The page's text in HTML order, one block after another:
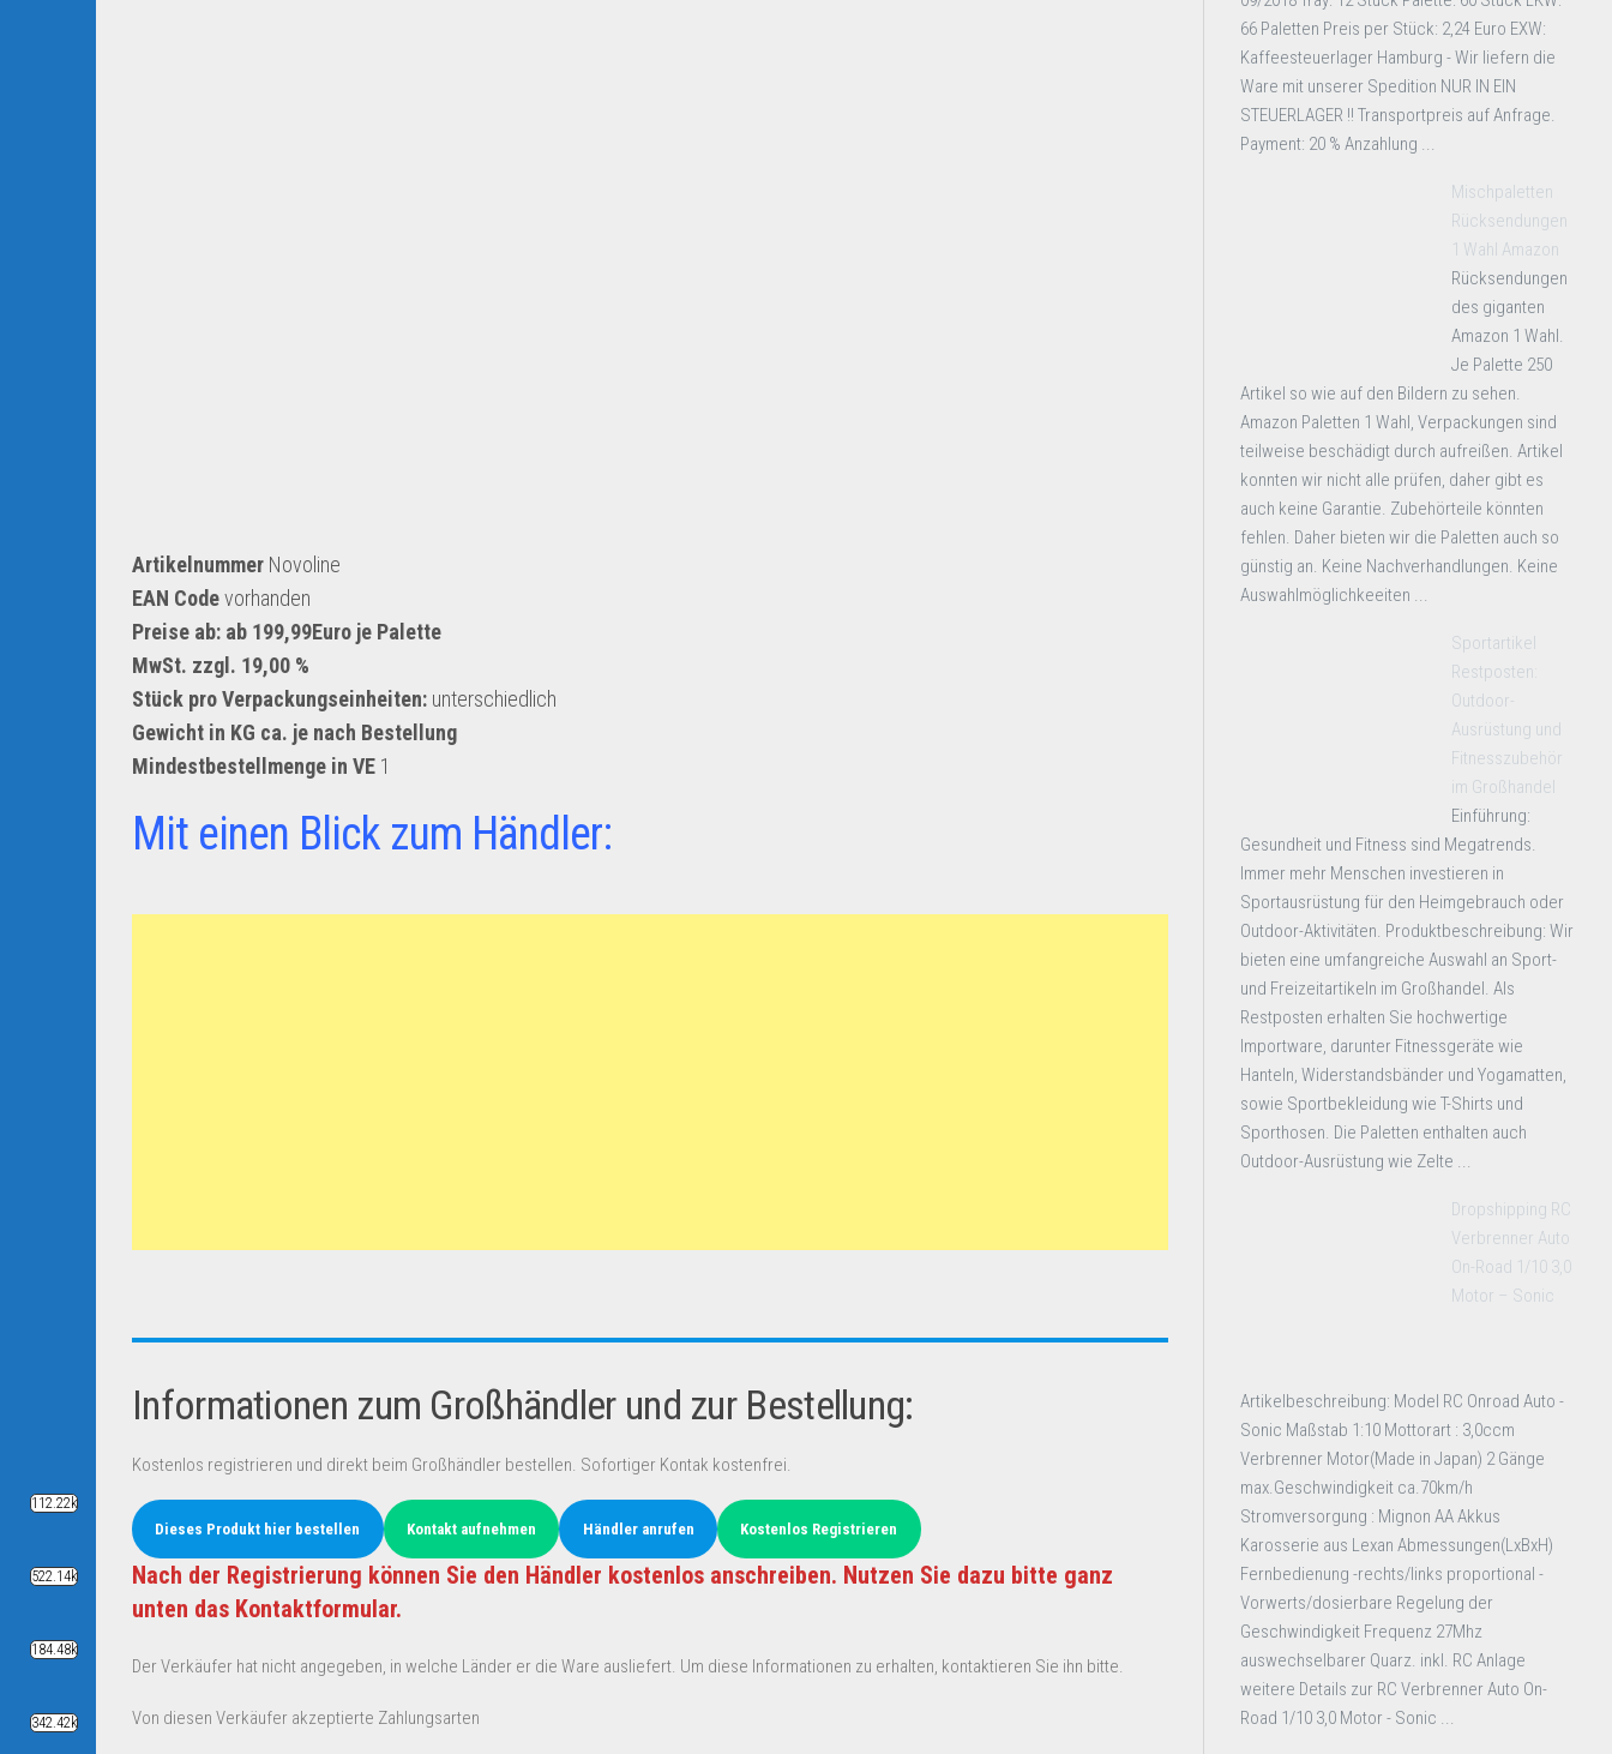
Artikelnummer Novoline
EAN Codevorhanden
Preise ab: ab 199,99Euro je Palette
MwSt. zzgl. 19,00 %
Stück pro Verpackungseinheiten: unterschiedlich
Gewicht in KG ca. je nach Bestellung
Mindestbestellmenge in VE 1
Mit einen Blick zum Händler:
Informationen zum Großhändler und zur Bestellung:
Kostenlos registrieren und direkt beim Großhändler bestellen. Sofortiger Kontak kostenfrei.
Dieses Produkt hier bestellen Kontakt aufnehmen Händler anrufen Kostenlos Registrieren
Nach der Registrierung können Sie den Händler kostenlos anschreiben. Nutzen Sie dazu bitte ganz
unten das Kontaktformular.
Der Verkäufer hat nicht angegeben, in welche Länder er die Ware ausliefert. Um diese Informationen zu erhalten, kontaktieren Sie ihn bitte.
Von diesen Verkäufer akzeptierte Zahlungsarten
66 Paletten Preis per Stück: 2,24 Euro EXW:
Kaffeesteuerlager Hamburg - Wir liefern die
Ware mit unserer Spedition NUR IN EIN
STEUERLAGER !! Transportpreis auf Anfrage.
Payment: 20 % Anzahlung ...
Mischpaletten
Rücksendungen
1 Wahl Amazon
Rücksendungen
des giganten
Amazon 1 Wahl.
Je Palette 250
Artikel so wie auf den Bildern zu sehen.
Amazon Paletten 1 Wahl, Verpackungen sind
teilweise beschädigt durch aufreißen. Artikel
konnten wir nicht alle prüfen, daher gibt es
auch keine Garantie. Zubehörteile könnten
fehlen. Daher bieten wir die Paletten auch so
günstig an. Keine Nachverhandlungen. Keine
Auswahlmöglichkeeiten ...
Sportartikel
Restposten:
Outdoor-
Ausrüstung und
Fitnesszubehör
im Großhandel
Einführung:
Gesundheit und Fitness sind Megatrends.
Immer mehr Menschen investieren in
Sportausrüstung für den Heimgebrauch oder
Outdoor-Aktivitäten. Produktbeschreibung: Wir
bieten eine umfangreiche Auswahl an Sport-
und Freizeitartikeln im Großhandel. Als
Restposten erhalten Sie hochwertige
Importware, darunter Fitnessgeräte wie
Hanteln, Widerstandsbänder und Yogamatten,
sowie Sportbekleidung wie T-Shirts und
Sporthosen. Die Paletten enthalten auch
Outdoor-Ausrüstung wie Zelte ...
Dropshipping RC
Verbrenner Auto
On-Road 1/10 3,0
Motor – Sonic
Artikelbeschreibung: Model RC Onroad Auto -
Sonic Maßstab 1:10 Mottorart : 3,0ccm
Verbrenner Motor(Made in Japan) 2 Gänge
max.Geschwindigkeit ca.70km/h
Stromversorgung : Mignon AA Akkus
Karosserie aus Lexan Abmessungen(LxBxH)
Fernbedienung -rechts/links proportional -
Vorwerts/dosierbare Regelung der
Geschwindigkeit Frequenz 27Mhz
auswechselbarer Quarz. inkl. RC Anlage
weitere Details zur RC Verbrenner Auto On-
Road 1/10 3,0 Motor - Sonic ...
112.22k
522.14k
184.48k
342.42k